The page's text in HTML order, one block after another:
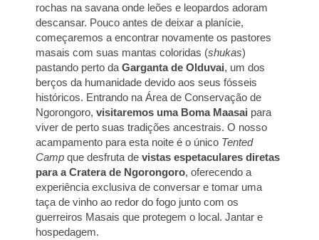
rochas na savana onde leões e leopardos adoram
descansar. Pouco antes de deixar a planície,
começaremos a encontrar novamente os pastores
masais com suas mantas coloridas (shukas)
pastando perto daGarganta de Olduvai, um dos
berços da humanidade devido aos seus fósseis
históricos. Entrando na Área de Conservação de
Ngorongoro, visitaremos uma Boma Maasai para
viver de perto suas tradições ancestrais. O nosso
acampamento para esta noite é o único Tented
Camp que desfruta de vistas espetaculares diretas
para a Cratera de Ngorongoro, oferecendo a
experiência exclusiva de conversar e tomar uma
taça de vinho ao redor do fogo junto com os
guerreiros Masais que protegem o local. Jantar e
hospedagem.